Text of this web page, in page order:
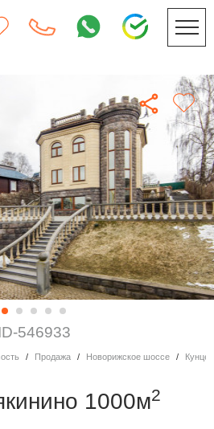
546933
Продажа Новорижское шоссе
1000м2